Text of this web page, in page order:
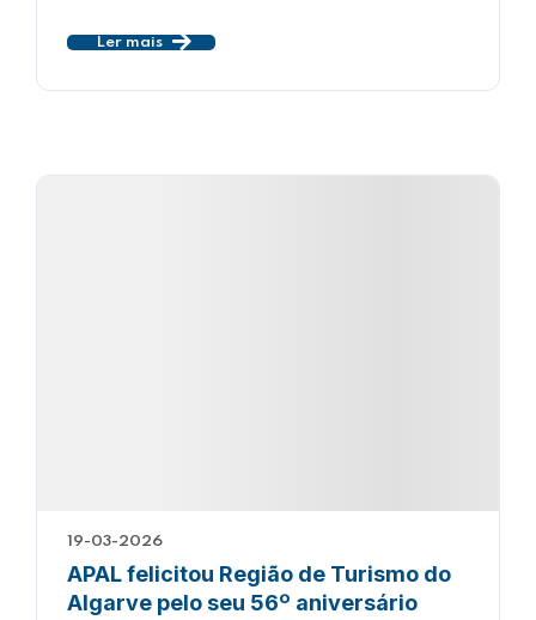
Ler mais
19-03-2026
APAL felicitou Região de Turismo do
Algarve pelo seu 56º aniversário